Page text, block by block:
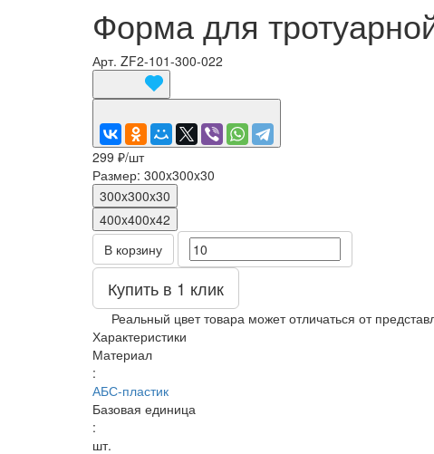
Форма для
Арт. ZF2-101-300-022
299 ₽/шт
Размер: 300x300x30
300x300x30
400x400x42
В корзину
Купить в 1 клик
Реальный цвет товара может отличаться от
Характеристики
Материал
:
АБС-пластик
Базовая единица
:
шт.